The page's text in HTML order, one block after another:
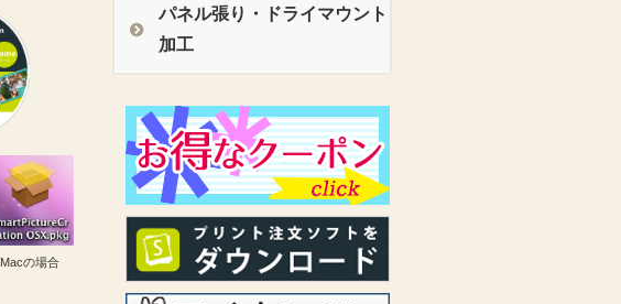
Macの場合
パネル張り・ドライマウント
加工